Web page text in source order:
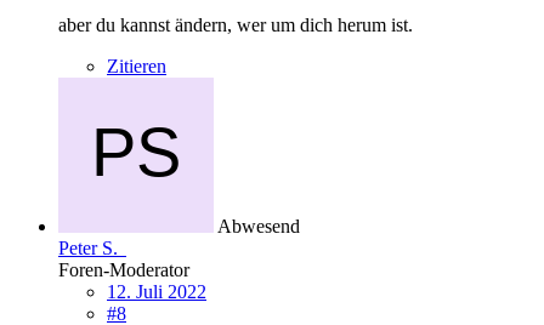
aber du kannst ändern, wer um dich herum ist.
Zitieren
Abwesend
Peter S.
Foren-Moderator
12. Juli 2022
#8